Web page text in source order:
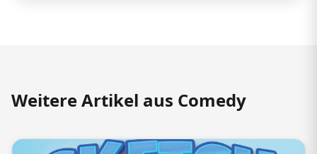
Weitere Artikel aus Comedy